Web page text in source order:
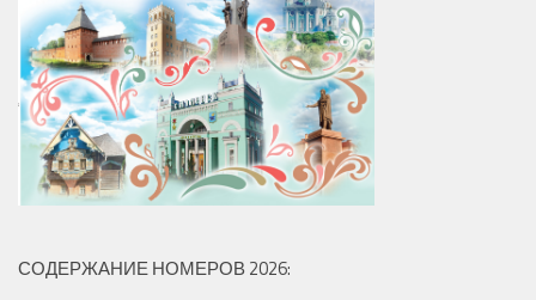
СОДЕРЖАНИЕ НОМЕРОВ 2026: